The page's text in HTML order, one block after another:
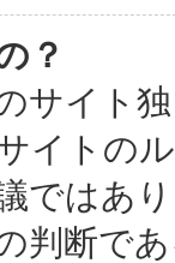
？
サイト
イトの
ではあ
判断で